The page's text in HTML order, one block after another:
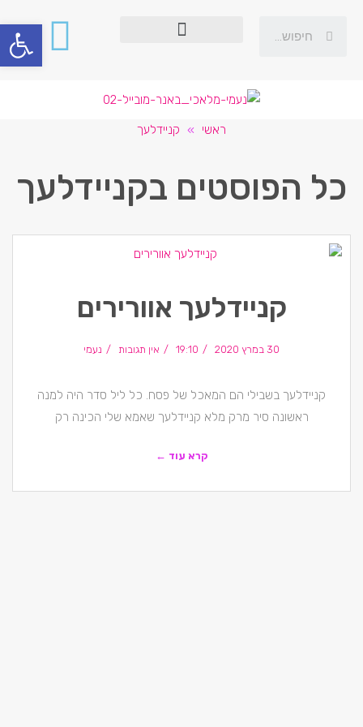
פתח
ראשי » קניידלעך
כל הפוסטים בקניידלעך
קניידלעך אוורירים
30 במרץ 2020 19:10 אין תגובות נעמי
קניידלעך בשבילי הם המאכל של פסח. כל ליל סדר היה למנה
ראשונה סיר מרק מלא קניידלעך שאמא שלי הכינה רק
קרא עוד ←